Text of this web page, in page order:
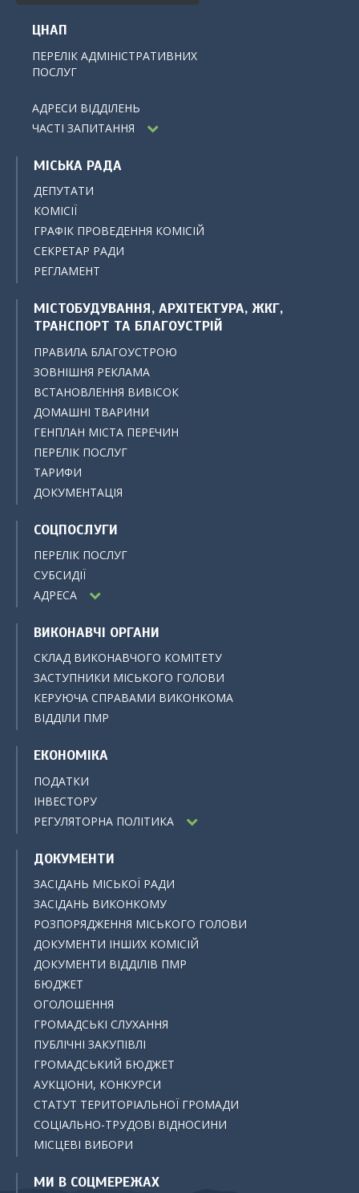
ЦНАП
ПЕРЕЛІК АДМІНІСТРАТИВНИХ
ПОСЛУГ
АДРЕСИ ВІДДІЛЕНЬ
ЧАСТІ ЗАПИТАННЯ
МІСЬКА РАДА
ДЕПУТАТИ
КОМІСІЇ
ГРАФІК ПРОВЕДЕННЯ КОМІСІЙ
СЕКРЕТАР РАДИ
РЕГЛАМЕНТ
МІСТОБУДУВАННЯ, АРХІТЕКТУРА, ЖКГ,
ТРАНСПОРТ ТА БЛАГОУСТРІЙ
ПРАВИЛА БЛАГОУСТРОЮ
ЗОВНІШНЯ РЕКЛАМА
ВСТАНОВЛЕННЯ ВИВІСОК
ДОМАШНІ ТВАРИНИ
ГЕНПЛАН МІСТА ПЕРЕЧИН
ПЕРЕЛІК ПОСЛУГ
ТАРИФИ
ДОКУМЕНТАЦІЯ
СОЦПОСЛУГИ
ПЕРЕЛІК ПОСЛУГ
СУБСИДІЇ
АДРЕСА
ВИКОНАВЧІ ОРГАНИ
СКЛАД ВИКОНАВЧОГО КОМІТЕТУ
ЗАСТУПНИКИ МІСЬКОГО ГОЛОВИ
КЕРУЮЧА СПРАВАМИ ВИКОНКОМА
ВІДДІЛИ ПМР
ЕКОНОМІКА
ПОДАТКИ
ІНВЕСТОРУ
РЕГУЛЯТОРНА ПОЛІТИКА
ДОКУМЕНТИ
ЗАСІДАНЬ МІСЬКОЇ РАДИ
ЗАСІДАНЬ ВИКОНКОМУ
РОЗПОРЯДЖЕННЯ МІСЬКОГО ГОЛОВИ
ДОКУМЕНТИ ІНШИХ КОМІСІЙ
ДОКУМЕНТИ ВІДДІЛІВ ПМР
БЮДЖЕТ
ОГОЛОШЕННЯ
ГРОМАДСЬКІ СЛУХАННЯ
ПУБЛІЧНІ ЗАКУПІВЛІ
ГРОМАДСЬКИЙ БЮДЖЕТ
АУКЦІОНИ, КОНКУРСИ
СТАТУТ ТЕРИТОРІАЛЬНОЇ ГРОМАДИ
СОЦІАЛЬНО-ТРУДОВІ ВІДНОСИНИ
МІСЦЕВІ ВИБОРИ
МИ В СОЦМЕРЕЖАХ